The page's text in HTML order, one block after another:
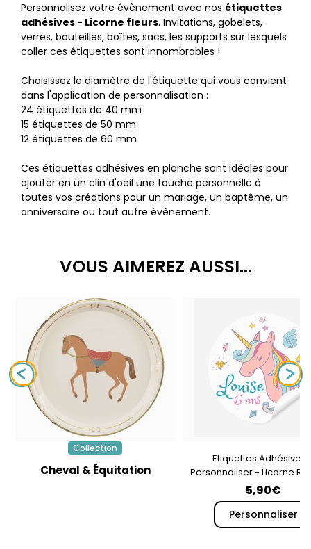
Personnalisez votre évènement avec nos étiquettes
adhésives - Licorne fleurs. Invitations, gobelets,
verres, bouteilles, boîtes, sacs, les supports sur lesquels
coller ces étiquettes sont innombrables !
Choisissez le diamètre de l'étiquette qui vous convient
dans l'application de personnalisation :
24 étiquettes de 40 mm
15 étiquettes de 50 mm
12 étiquettes de 60 mm
​Ces étiquettes adhésives en planche sont idéales pour
ajouter en un clin d'oeil une touche personnelle à
toutes vos créations pour un mariage, un baptême, un
anniversaire ou tout autre évènement.
VOUS AIMEREZ AUSSI...
Collection
Cheval & Équitation
Etiquettes Adhésives
Personnaliser - Licorne
5,90€
Personnaliser